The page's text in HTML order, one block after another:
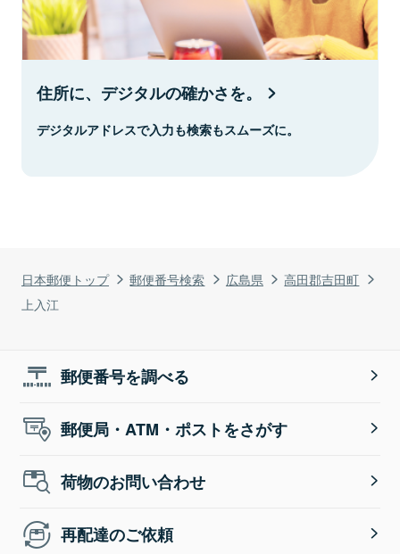
日本郵便トップ 郵便番号検索 広島県
高田郡吉田町
上入江
住所に、デジタルの確かさを。
デジタルアドレスで入力も検索もスムーズに。
郵便番号を調べる
郵便局・ATM・ポストをさがす
荷物のお問い合わせ
再配達のご依頼